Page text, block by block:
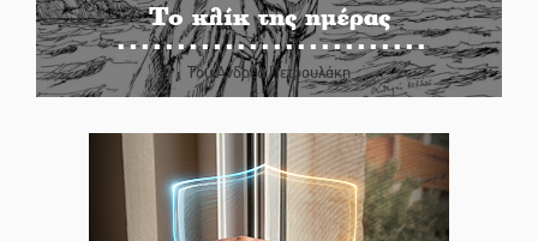
Το κλίκ της ημέρας
Του Ανδρέα Πετρουλάκη